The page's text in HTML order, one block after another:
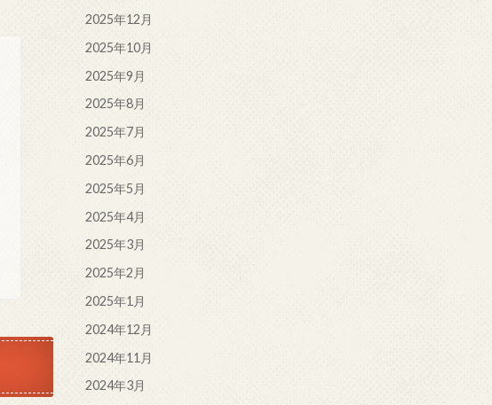
2025年12月
2025年10月
2025年9月
2025年8月
2025年7月
2025年6月
2025年5月
2025年4月
2025年3月
2025年2月
2025年1月
2024年12月
2024年11月
2024年3月